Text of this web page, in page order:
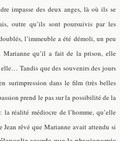
impasse des deux anges, là où ils se
outre qu’ils sont poursuivis par les
l’immeuble a été démoli, un peu
Marianne qu’il a fait de la prison, elle
Tandis que des souvenirs des jours
surimpression dans le film (très belles
prend le pas sur la possibilité de la
réalité médiocre de l’homme, qu’elle
rêvé que Marianne avait attendu si